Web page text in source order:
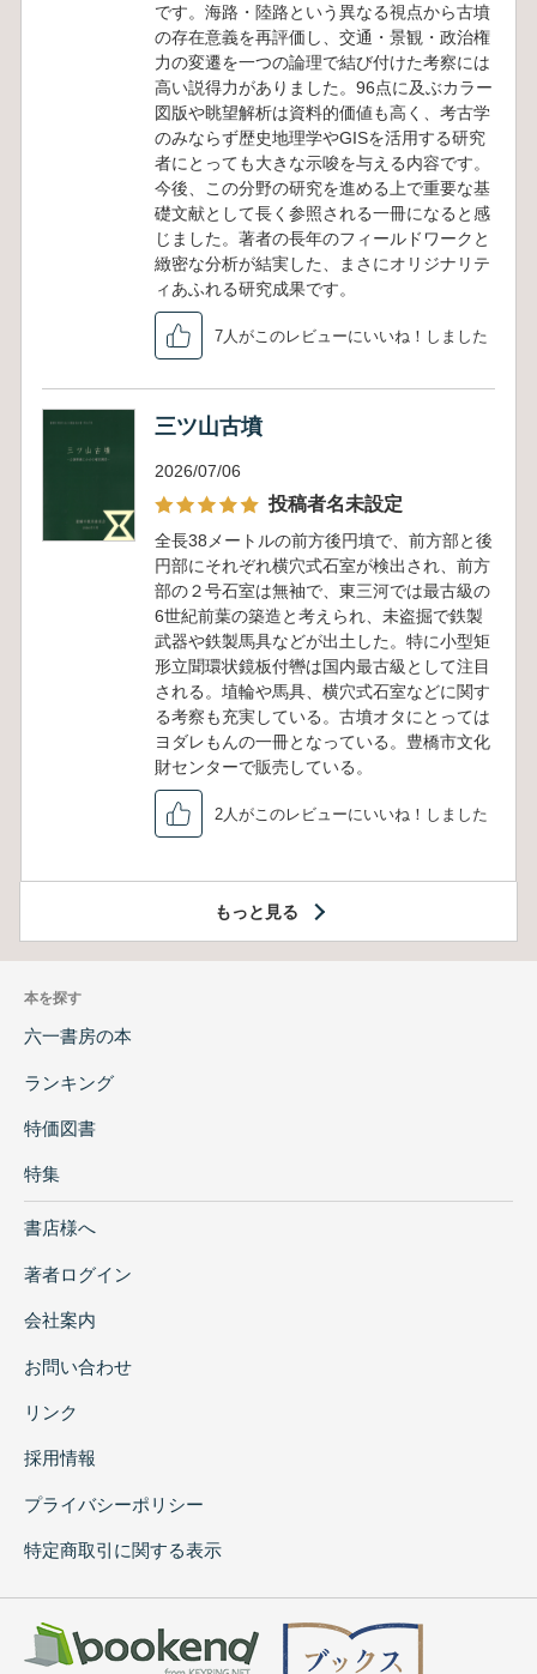
です。海路・陸路という異なる視点から古墳
の存在意義を再評価し、交通・景観・政治権
力の変遷を一つの論理で結び付けた考察には
高い説得力がありました。96点に及ぶカラー
図版や眺望解析は資料的価値も高く、考古学
のみならず歴史地理学やGISを活用する研究
者にとっても大きな示唆を与える内容です。
今後、この分野の研究を進める上で重要な基
礎文献として長く参照される一冊になると感
じました。著者の長年のフィールドワークと
緻密な分析が結実した、まさにオリジナリテ
ィあふれる研究成果です。
7人がこのレビューにいいね！しました
三ツ山古墳
2026/07/06
投稿者名未設定
全長38メートルの前方後円墳で、前方部と後
円部にそれぞれ横穴式石室が検出され、前方
部の２号石室は無袖で、東三河では最古級の
6世紀前葉の築造と考えられ、未盗掘で鉄製
武器や鉄製馬具などが出土した。特に小型矩
形立聞環状鏡板付轡は国内最古級として注目
される。埴輪や馬具、横穴式石室などに関す
る考察も充実している。古墳オタにとっては
ヨダレもんの一冊となっている。豊橋市文化
財センターで販売している。
2人がこのレビューにいいね！しました
もっと見る
本を探す
六一書房の本
ランキング
特価図書
特集
書店様へ
著者ログイン
会社案内
お問い合わせ
リンク
採用情報
プライバシーポリシー
特定商取引に関する表示